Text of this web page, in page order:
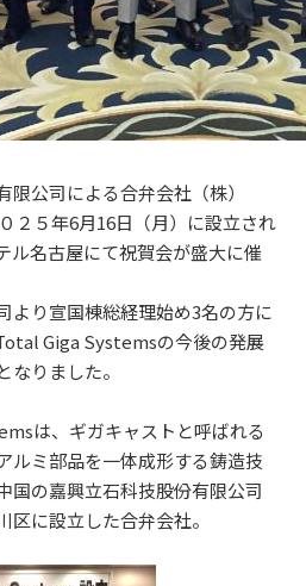
公司による合弁会社（株）
２５年6月16日（月）に設立され
ル名古屋にて祝賀会が盛大に催
より宣国棟総経理始め3名の方に
Giga Systemsの今後の発展
りました。
は、ギガキャストと呼ばれる
ルミ部品を一体成形する鋳造技
国の嘉興立石科技股份有限公司
区に設立した合弁会社。